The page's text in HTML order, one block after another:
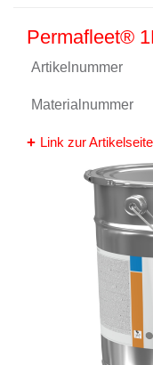
Permafleet®
Artikelnummer
Materialnummer
Link zur Artikelseite